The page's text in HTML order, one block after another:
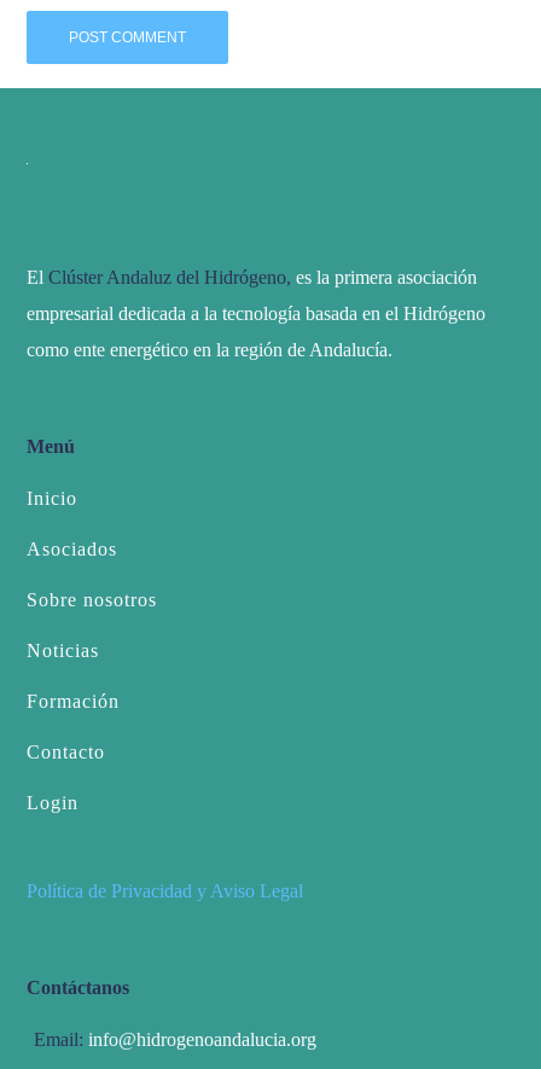
El Clúster Andaluz del Hidrógeno, es la primera asociación
empresarial dedicada a la tecnología basada en el Hidrógeno
como ente energético en la región de Andalucía.
Menú
Inicio
Asociados
Sobre nosotros
Noticias
Formación
Contacto
Login
Política de Privacidad y Aviso Legal
Contáctanos
Email: info@hidrogenoandalucia.org